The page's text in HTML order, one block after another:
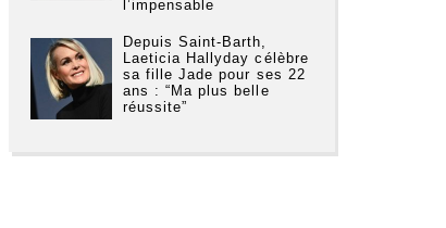
l’impensable
Depuis Saint-Barth,
Laeticia Hallyday célèbre
sa fille Jade pour ses 22
ans : “Ma plus belle
réussite”